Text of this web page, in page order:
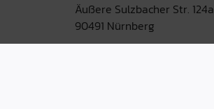
Äußere Sulzbacher Str. 124a
90491 Nürnberg
Martin-Albert-Str. 1